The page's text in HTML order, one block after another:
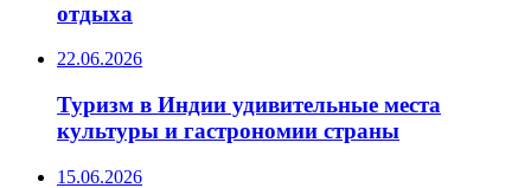
отдыха
22.06.2026
Туризм в Индии удивительные места
культуры и гастрономии страны
15.06.2026